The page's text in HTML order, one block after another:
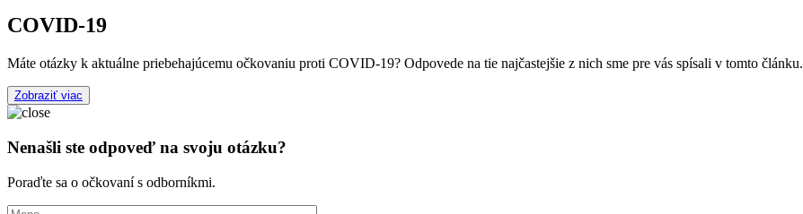
COVID-19
Máte otázky k aktuálne priebehajúcemu očkovaniu proti COVID-19? Odpovede na tie najčastejšie z nich sme pre vás spísali v tomto článku.
Zobraziť viac
Nenašli ste odpoveď na svoju otázku?
Poraďte sa o očkovaní s odborníkmi.